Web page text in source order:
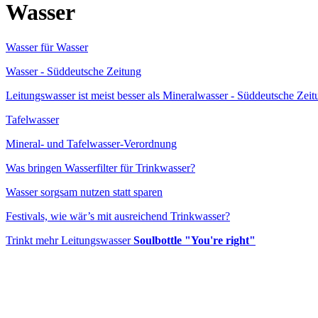
Wasser
Wasser für Wasser
Wasser - Süddeutsche Zeitung
Leitungswasser ist meist besser als Mineralwasser - Süddeutsche
Tafelwasser
Mineral- und Tafelwasser-Verordnung
Was bringen Wasserfilter für Trinkwasser?
Wasser sorgsam nutzen statt sparen
Festivals, wie wär’s mit ausreichend Trinkwasser?
Trinkt mehr LeitungswasserSoulbottle "You're right"